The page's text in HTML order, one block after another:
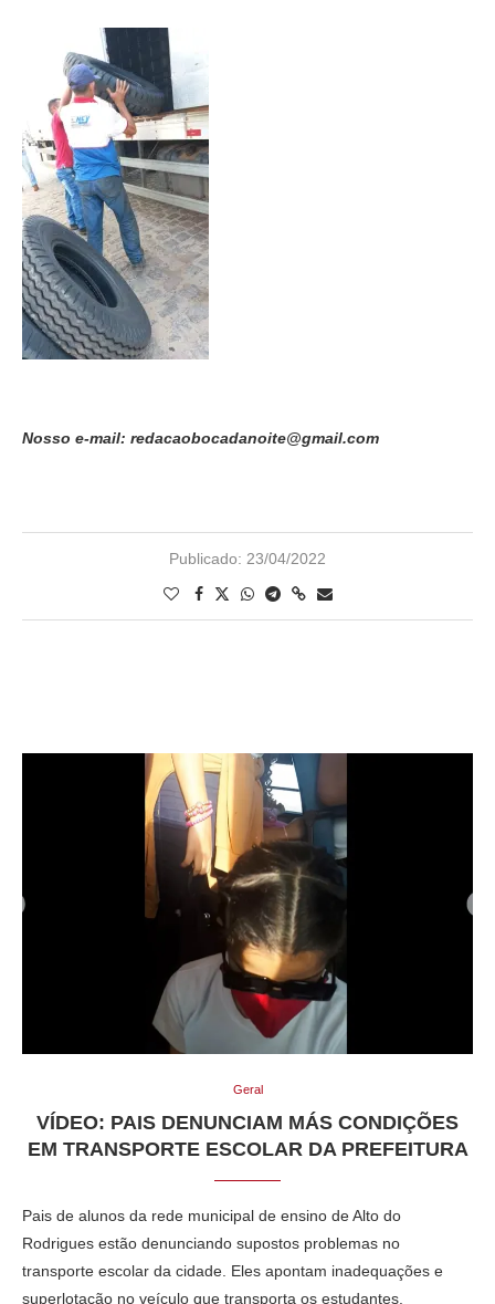
Nosso e-mail: redacaobocadanoite@gmail.com
Publicado: 23/04/2022
Geral
VÍDEO: PAIS DENUNCIAM MÁS CONDIÇÕES
EM TRANSPORTE ESCOLAR DA PREFEITURA
Pais de alunos da rede municipal de ensino de Alto do
Rodrigues estão denunciando supostos problemas no
transporte escolar da cidade. Eles apontam inadequações e
superlotação no veículo que transporta os estudantes.